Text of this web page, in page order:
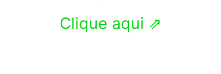
Clique aqui ⇗